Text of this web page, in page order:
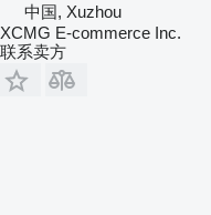
中国, Xuzhou
XCMG E-commerce Inc.
联系卖方